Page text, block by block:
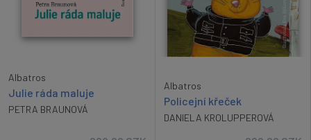
Albatros
Julie ráda maluje
PETRA BRAUNOVÁ
Albatros
Policejní křeček
DANIELA KROLUPPEROVÁ